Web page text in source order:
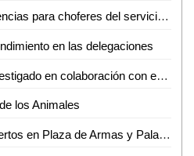
Proponen gratuidad de licencias para choferes del servicio público
en las delegaciones
Caso Karla Pontigo es investigado en colaboración con equipo de expertos de la Fiscalía de Chihuahua
los Animales
Anuncia RGC altar de muertos en Plaza de Armas y Palacio de Gobierno